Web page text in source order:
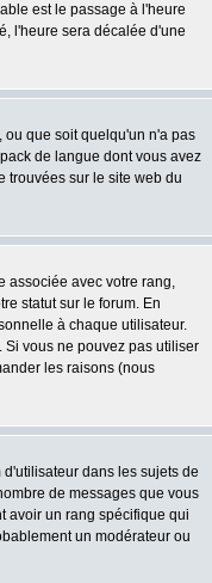
est le passage à l'heure
l'heure sera décalée d'une
ou que soit quelqu'un n'a pas
de langue dont vous avez
trouvées sur le site web du
associée avec votre rang,
statut sur le forum. En
à chaque utilisateur.
vous ne pouvez pas utiliser
les raisons (nous
dans les sujets de
de messages que vous
avoir un rang spécifique qui
un modérateur ou